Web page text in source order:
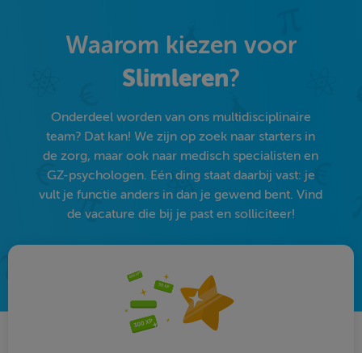
Waarom kiezen voor
Slimleren?
Onderdeel worden van ons multidisciplinaire
team? Dat kan! We zijn op zoek naar starters in
de zorg, maar ook naar medisch specialisten en
GZ-psychologen. Eén ding staat daarbij vast: je
vult je functie anders in dan je gewend bent. Vind
de vacature die bij je past en solliciteer!